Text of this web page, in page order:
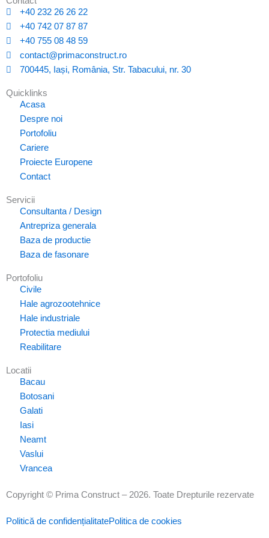
+40 232 26 26 22
+40 742 07 87 87
+40 755 08 48 59
contact@primaconstruct.ro
700445, Iași, România, Str. Tabacului, nr. 30
Quicklinks
Acasa
Despre noi
Portofoliu
Cariere
Proiecte Europene
Contact
Servicii
Consultanta / Design
Antrepriza generala
Baza de productie
Baza de fasonare
Portofoliu
Civile
Hale agrozootehnice
Hale industriale
Protectia mediului
Reabilitare
Locatii
Bacau
Botosani
Galati
Iasi
Neamt
Vaslui
Vrancea
Copyright © Prima Construct – 2026. Toate Drepturile rezervate
Politică de confidențialitatePolitica de cookies